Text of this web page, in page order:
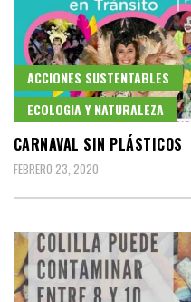
ACCIONES SUSTENTABLES
ECOLOGIA Y NATURALEZA
CARNAVAL SIN PLÁSTICOS
FEBRERO 23, 2020